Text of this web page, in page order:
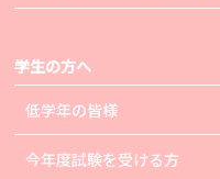
学生の方へ
低学年の皆様
今年度試験を受ける方